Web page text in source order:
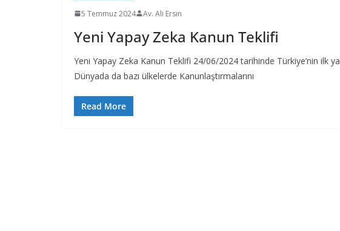
5 Temmuz 2024 Av. Ali Ersin
Yeni Yapay Zeka Kanun Teklifi
Yeni Yapay Zeka Kanun Teklifi 24/06/2024 tarihinde Türkiye’nin ilk
Dünyada da bazı ülkelerde Kanunlaştırmalarını
Read More